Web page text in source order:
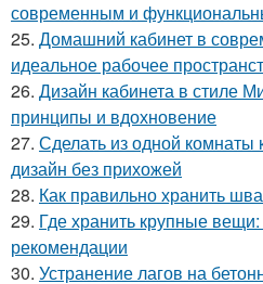
современным и
25. Домашний кабинет в
идеальное рабочее
26. Дизайн кабинета в стиле
принципы и вдохновение
27. Сделать из одной комнаты
дизайн без прихожей
28. Как правильно хранить
29. Где хранить крупные
рекомендации
30. Устранение лагов на